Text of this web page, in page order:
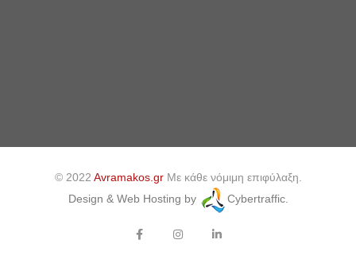
© 2022 Avramakos.grΜε κάθε νόμιμη επιφύλαξη.
Design & Web Hosting by
Cybertraffic.